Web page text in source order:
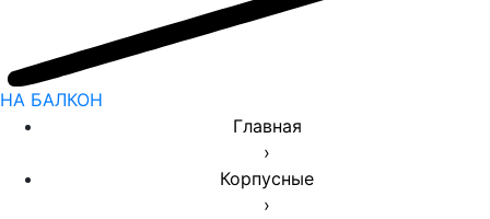
НА БАЛКОН
Главная
›
Корпусные
›